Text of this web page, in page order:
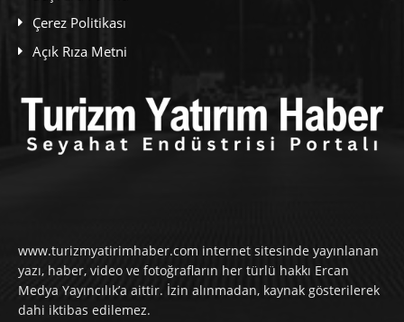
Çerez Politikası
Açık Rıza Metni
www.turizmyatirimhaber.com internet sitesinde yayınlanan
yazı, haber, video ve fotoğrafların her türlü hakkı Ercan
Medya Yayıncılık’a aittir. İzin alınmadan, kaynak gösterilerek
dahi iktibas edilemez.